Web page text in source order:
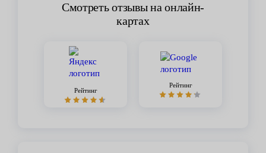
Смотреть отзывы на онлайн-
картах
Рейтинг
Рейтинг